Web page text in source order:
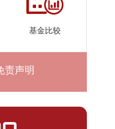
基金比较
责声明